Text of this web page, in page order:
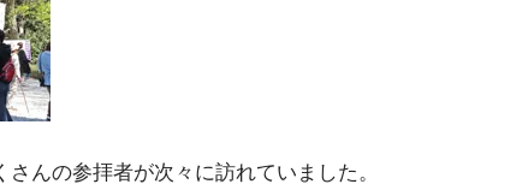
んの参拝者が次々に訪れていました。